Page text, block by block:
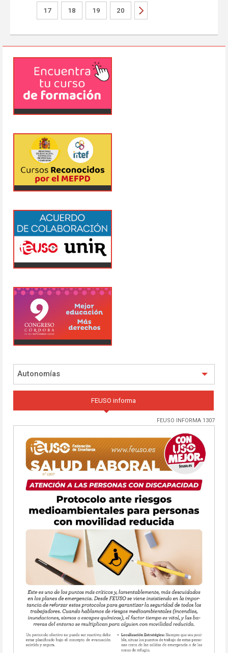
17 18 19 20
Autonomías
FEUSO informa
FEUSO INFORMA 1307